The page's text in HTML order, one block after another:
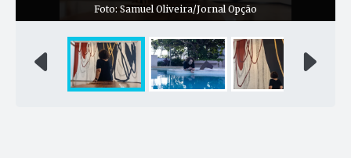
Foto: Samuel Oliveira/Jornal Opção